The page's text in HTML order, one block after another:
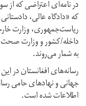
در نامه‌ای اعتراضی که از
که «دادگاه عالی،
ریاست‌جمهوری، وزارت
داخله/کشور و وزارت صحت
به شمار می‌‌روند.
رسانه‌های افغانستان در
جهانی و نهادهای حامی
اطلاعات شده است.